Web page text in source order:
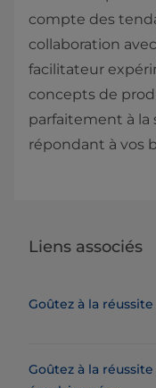
compte des
collaboration
facilitateur
concepts de
parfaitement à
répondant à vos
Liens associés
Goûtez à la
Goûtez à la